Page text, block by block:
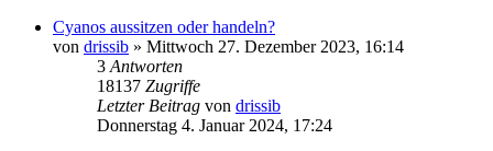
Cyanos aussitzen oder handeln?
von drissib » Mittwoch 27. Dezember 2023, 16:14
3 Antworten
18137 Zugriffe
Letzter Beitrag von drissib
Donnerstag 4. Januar 2024, 17:24